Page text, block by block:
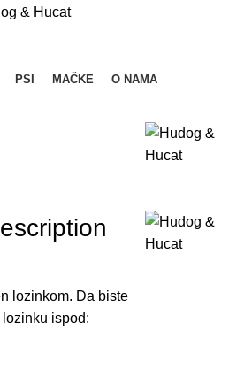
PSI MAČKE
O NAMA
lozinkom. Da biste
ispod: